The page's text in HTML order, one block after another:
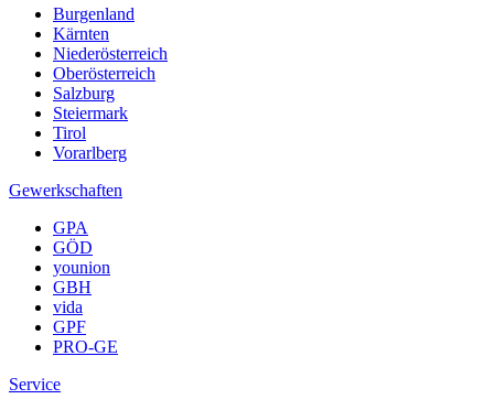
Burgenland
Kärnten
Niederösterreich
Oberösterreich
Salzburg
Steiermark
Tirol
Vorarlberg
Gewerkschaften
GPA
GÖD
younion
GBH
vida
GPF
PRO-GE
Service